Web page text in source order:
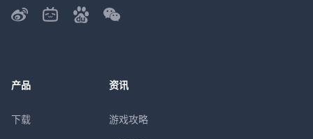
产品
下载
资讯
游戏攻略